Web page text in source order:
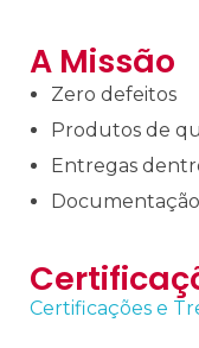
A Missão
Zero defeitos
Produtos de
Entregas
Certificações e